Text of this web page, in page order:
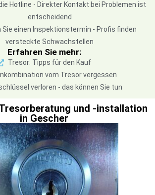
Hotline - Direkter Kontakt bei Problemen ist
entscheidend
Sie einen Inspektionstermin - Profis finden
versteckte Schwachstellen
Erfahren Sie mehr:
Tresor: Tipps für den Kauf
vom Tresor vergessen
verloren - das können Sie tun
und -installation
in Gescher